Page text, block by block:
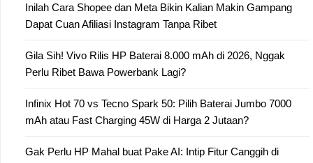
Inilah Cara Shopee dan Meta Bikin Kalian Makin Gampang
Dapat Cuan Afiliasi Instagram Tanpa Ribet
Gila Sih! Vivo Rilis HP Baterai 8.000 mAh di 2026, Nggak
Perlu Ribet Bawa Powerbank Lagi?
Infinix Hot 70 vs Tecno Spark 50: Pilih Baterai Jumbo 7000
mAh atau Fast Charging 45W di Harga 2 Jutaan?
Gak Perlu HP Mahal buat Pake AI: Intip Fitur Canggih di